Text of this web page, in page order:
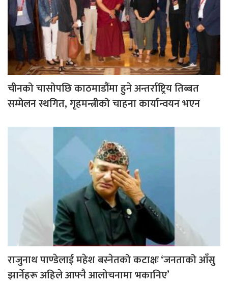
चीनको चासोपछि काठमाडौंमा हुने अन्तर्राष्ट्रिय तिब्बत
सम्मेलन स्थगित, गृहमन्त्रीको चाहना कार्यान्वयन भएन
राजुनाथ पाण्डेलाई महेश बस्नेतको कटाक्षः ‘जनताको आँसु
झार्नेहरू अहिले आफ्नै आलोचनामा भकानिए’